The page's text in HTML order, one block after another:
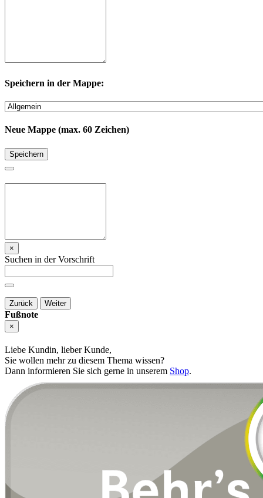
Speichern in der Mappe:
Neue Mappe (max. 60 Zeichen)
Speichern
×
Suchen in der Vorschrift
Zurück Weiter
Fußnote
×
Liebe Kundin, lieber Kunde,
Sie wollen mehr zu diesem Thema wissen?
Dann informieren Sie sich gerne in unserem Shop.